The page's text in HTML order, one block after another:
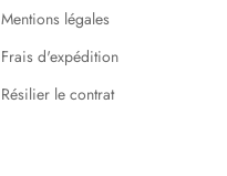
Mentions légales
Frais d'expédition
Résilier le contrat